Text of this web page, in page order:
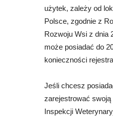
użytek, zależy od
Polsce, zgodnie z
Rozwoju Wsi z dnia
może posiadać do
konieczności
Jeśli chcesz
zarejestrować
Inspekcji